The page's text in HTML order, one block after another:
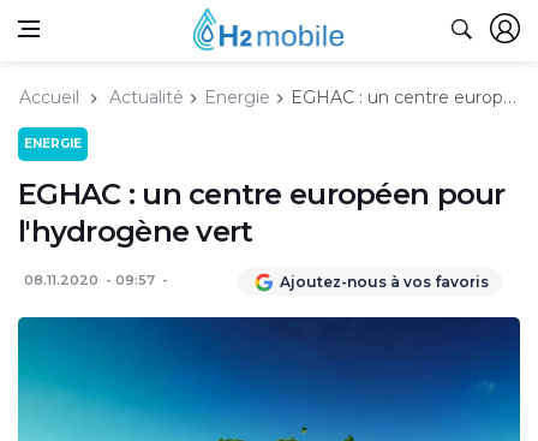
Accueil Actualité Energie EGHAC : un centre européen pour l'hydrogène vert
ENERGIE
EGHAC : un centre européen pour
l'hydrogène vert
08.11.2020 09:57 Ajoutez-nous à vos favoris